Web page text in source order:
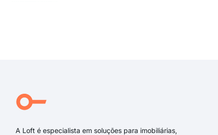
A Loft é especialista em soluções para imobiliárias,